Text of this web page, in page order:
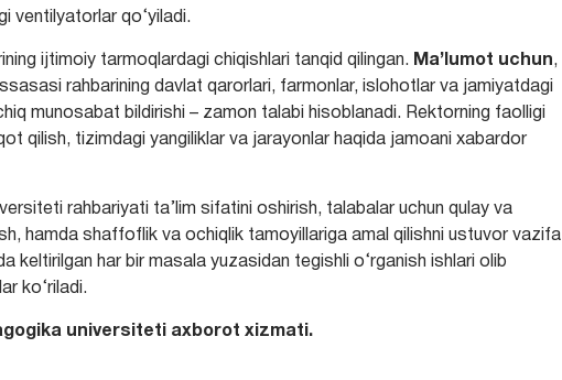
ventilyatorlar qo‘yiladi.
ijtimoiy tarmoqlardagi chiqishlari tanqid qilingan. Ma’lumot uchun,
rahbarining davlat qarorlari, farmonlar, islohotlar va jamiyatdagi
munosabat bildirishi – zamon talabi hisoblanadi. Rektorning faolligi
qilish, tizimdagi yangiliklar va jarayonlar haqida jamoani xabardor
rahbariyati ta’lim sifatini oshirish, talabalar uchun qulay va
hamda shaffoflik va ochiqlik tamoyillariga amal qilishni ustuvor vazifa
keltirilgan har bir masala yuzasidan tegishli o‘rganish ishlari olib
ko‘riladi.
universiteti axborot xizmati.